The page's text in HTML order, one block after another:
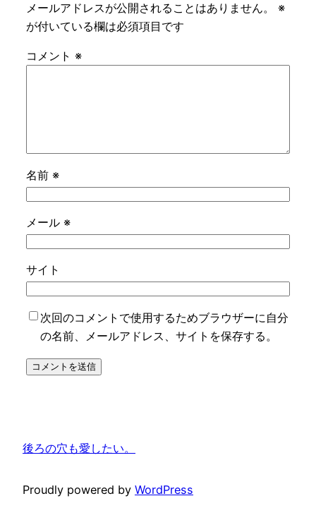
メールアドレスが公開されることはありません。
※
が付いている欄は必須項目です
コメント ※
名前 ※
メール ※
サイト
次回のコメントで使用するためブラウザーに自分
の名前、メールアドレス、サイトを保存する。
後ろの穴も愛したい。
Proudly powered by WordPress